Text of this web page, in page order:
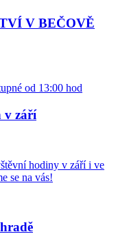
V BEČOVĚ
od 13:00 hod
v září
hodiny v září i ve
se na vás!